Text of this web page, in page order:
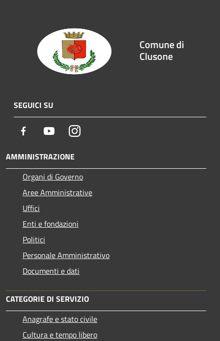
Comune di
Clusone
SEGUICI SU
Facebook YoutubeInstagram
AMMINISTRAZIONE
Organi di Governo
Aree Amministrative
Uffici
Enti e fondazioni
Politici
Personale Amministrativo
Documenti e dati
CATEGORIE DI SERVIZIO
Anagrafe e stato civile
Cultura e tempo libero